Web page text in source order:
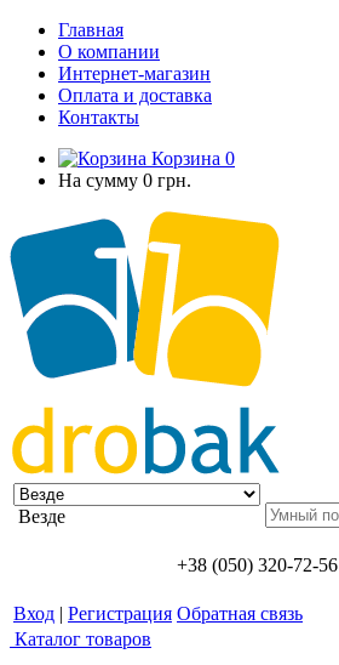
Главная
О компании
Интернет-магазин
Оплата и доставка
Контакты
Корзина 0
На сумму 0 грн.
Везде
+38 (050) 320-72-56
Вход | Регистрация Обратная связь
Каталог товаров